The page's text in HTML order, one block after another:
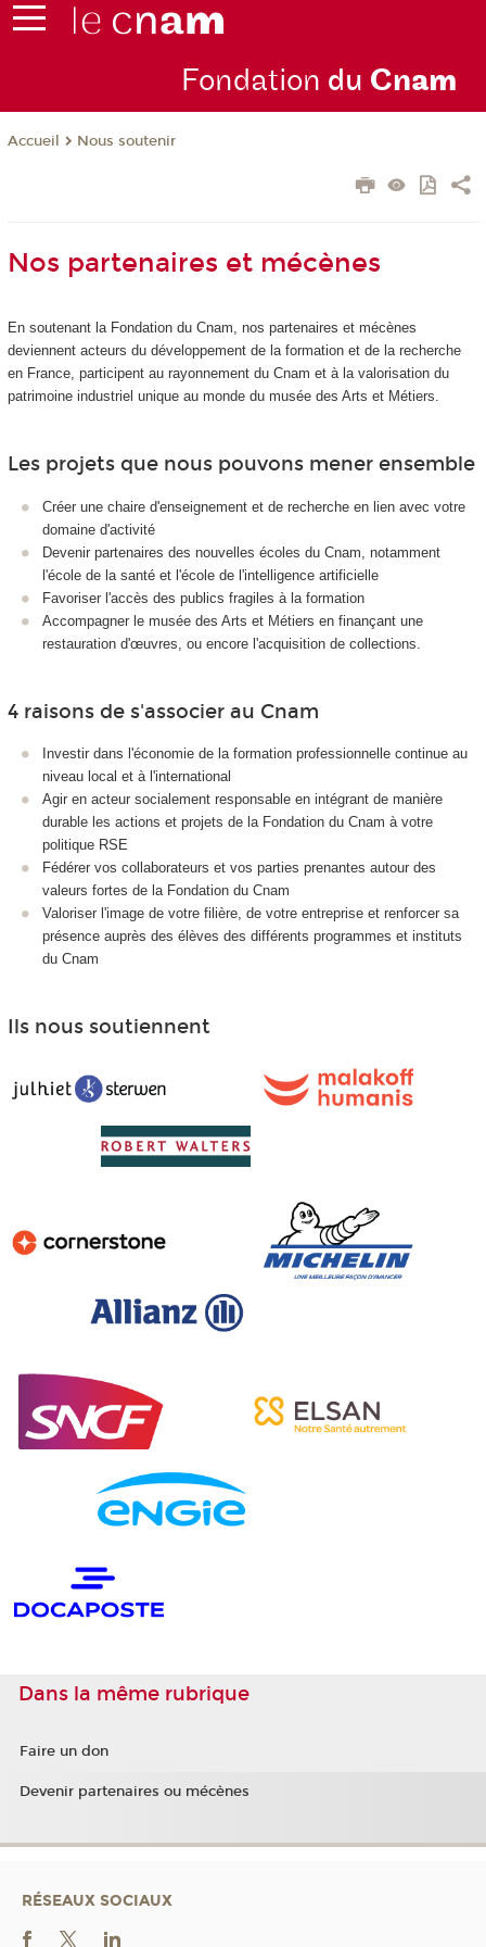
Fondation du Cnam
Accueil Nous soutenir
Nos partenaires et mécènes
En soutenant la Fondation du Cnam, nos partenaires et mécènes
deviennent acteurs du développement de la formation et de la recherche
en France, participent au rayonnement du Cnam et à la valorisation du
patrimoine industriel unique au monde du musée des Arts et Métiers.
Les projets que nous pouvons mener ensemble
Créer une chaire d'enseignement et de recherche en lien avec votre
domaine d'activité
Devenir partenaires des nouvelles écoles du Cnam, notamment
l'école de la santé et l'école de l'intelligence artificielle
Favoriser l'accès des publics fragiles à la formation
Accompagner le musée des Arts et Métiers en finançant une
restauration d'œuvres, ou encore l'acquisition de collections.
4 raisons de s'associer au Cnam
Investir dans l'économie de la formation professionnelle continue au
niveau local et à l'international
Agir en acteur socialement responsable en intégrant de manière
durable les actions et projets de la Fondation du Cnam à votre
politique RSE
Fédérer vos collaborateurs et vos parties prenantes autour des
valeurs fortes de la Fondation du Cnam
Valoriser l'image de votre filière, de votre entreprise et renforcer sa
présence auprès des élèves des différents programmes et instituts
du Cnam
Ils nous soutiennent
Dans la même rubrique
Faire un don
Devenir partenaires ou mécènes
RÉSEAUX SOCIAUX